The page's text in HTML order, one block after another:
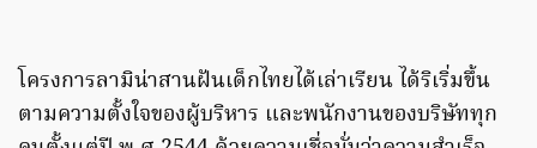
โครงการลามิน่าสานฝันเด็กไทยได้เล่าเรียน ได้ริเริ่มขึ้น
ตามความตั้งใจของผู้บริหาร และพนักงานของบริษัททุก